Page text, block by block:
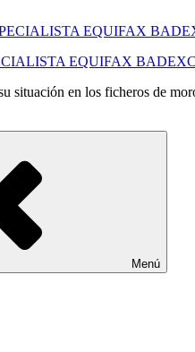
EQUIFAX
situación en los ficheros de
Menú